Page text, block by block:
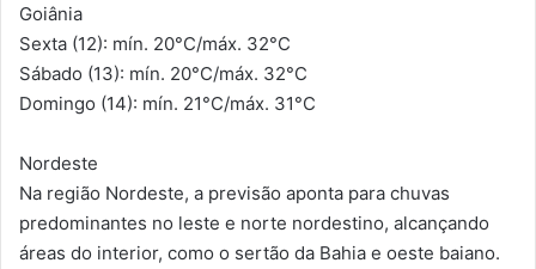
Goiânia
Sexta (12): mín. 20°C/máx. 32°C
Sábado (13): mín. 20°C/máx. 32°C
Domingo (14): mín. 21°C/máx. 31°C
Nordeste
Na região Nordeste, a previsão aponta para chuvas
predominantes no leste e norte nordestino, alcançando
áreas do interior, como o sertão da Bahia e oeste baiano.